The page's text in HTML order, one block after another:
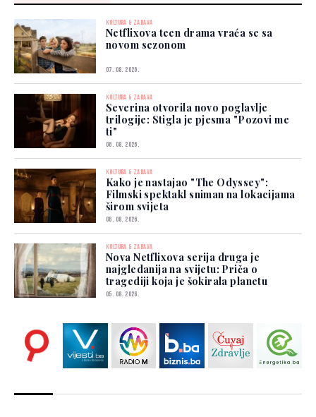
KULTURA & ZABAVA
Netflixova teen drama vraća se sa
novom sezonom
07. 08. 2026.
KULTURA & ZABAVA
Severina otvorila novo poglavlje
trilogije: Stigla je pjesma "Pozovi me
ti"
06. 08. 2026.
KULTURA & ZABAVA
Kako je nastajao "The Odyssey":
Filmski spektakl sniman na lokacijama
širom svijeta
06. 08. 2026.
KULTURA & ZABAVA
Nova Netflixova serija druga je
najgledanija na svijetu: Priča o
tragediji koja je šokirala planetu
05. 08. 2026.